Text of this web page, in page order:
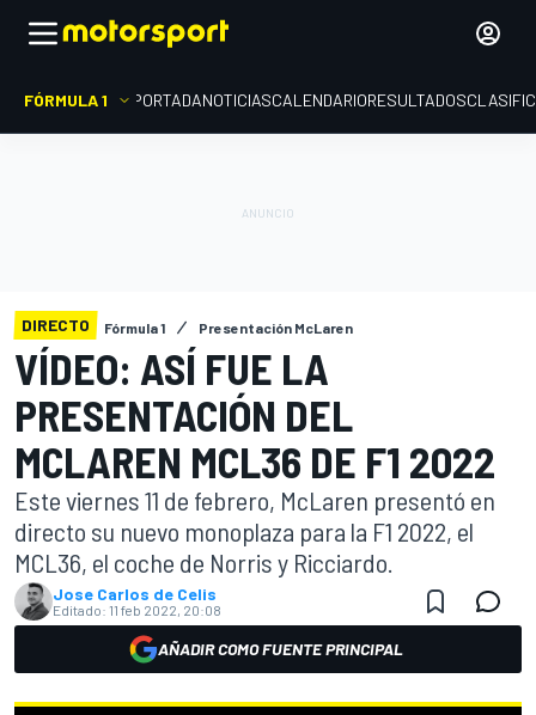
FÓRMULA 1 PORTADANOTICIASCALENDARIORESULTADOS
DIRECTO Fórmula 1 Presentación McLaren
VÍDEO: ASÍ FUE LA
PRESENTACIÓN DEL
MCLAREN MCL36 DE F1 2022
Este viernes 11 de febrero, McLaren presentó en
directo su nuevo monoplaza para la F1 2022, el
MCL36, el coche de Norris y Ricciardo.
Jose Carlos de Celis
Editado: 11 feb 2022, 20:08
AÑADIR COMO FUENTE PRINCIPAL